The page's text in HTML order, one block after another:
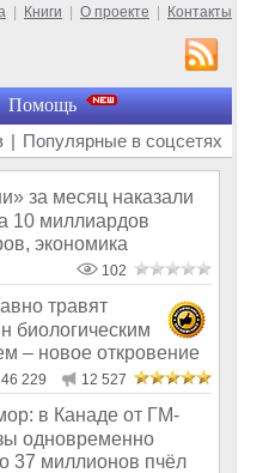
Книги О проекте Контакты
Помощь
| Популярные в соцсетях
за месяц наказали
10 миллиардов
экономика
обнуля
102
травят
биологическим
– новое откровение
Сноудена
229 12 527
в Канаде от ГМ-
одновременно
37 миллионов пчёл